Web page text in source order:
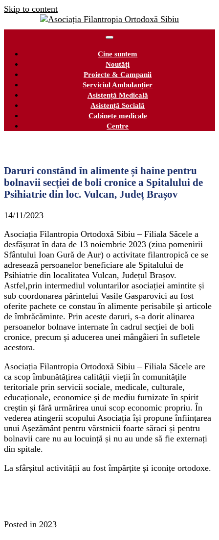
Skip to content
Cine suntem
Noutăți
Proiecte & Campanii
Serviciul Ambulanțier
Asistență Medicală
Asistență Socială
Cabinete medicale
Centre
Daruri constând în alimente și haine pentru
bolnavii secției de boli cronice a Spitalului de
Psihiatrie din loc. Vulcan, Județ Brașov
14/11/2023
Asociația Filantropia Ortodoxă Sibiu – Filiala Săcele a
desfășurat în data de 13 noiembrie 2023 (ziua pomenirii
Sfântului Ioan Gură de Aur) o activitate filantropică ce se
adresează persoanelor beneficiare ale Spitalului de
Psihiatrie din localitatea Vulcan, Județul Brașov.
Astfel,prin intermediul voluntarilor asociației amintite și
sub coordonarea părintelui Vasile Gasparovici au fost
oferite pachete ce constau în alimente perisabile și articole
de îmbrăcăminte. Prin aceste daruri, s-a dorit alinarea
persoanelor bolnave internate în cadrul secției de boli
cronice, precum și aducerea unei mângâieri în sufletele
acestora.
Asociația Filantropia Ortodoxă Sibiu – Filiala Săcele are
ca scop îmbunătățirea calității vieții în comunitățile
teritoriale prin servicii sociale, medicale, culturale,
educaționale, economice și de mediu furnizate în spirit
creștin și fără urmărirea unui scop economic propriu. În
vederea atingerii scopului Asociația își propune înființarea
unui Așezământ pentru vârstnicii foarte săraci și pentru
bolnavii care nu au locuință și nu au unde să fie externați
din spitale.
La sfârșitul activității au fost împărțite și iconițe ortodoxe.
Posted in 2023